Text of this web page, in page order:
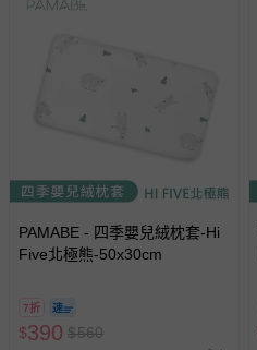
PAMABE - 四季嬰兒絨枕套-Hi
Five北極熊-50x30cm
7折
$390 $560